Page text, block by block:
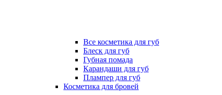
Все косметика для губ
Блеск для губ
Губная помада
Карандаши для губ
Плампер для губ
Косметика для бровей